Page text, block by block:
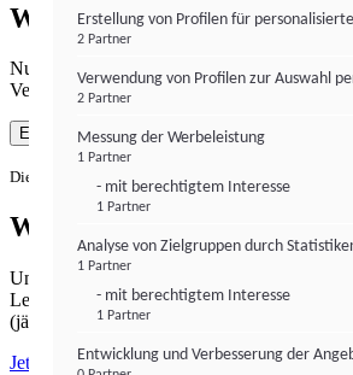
Wie gewohnt mit Werbung
Nutzen Sie institutional-money.com mit
Verwendung von Cookies für Webanalyse
Einverstanden
Die Zustimmung ist jederzeit widerrufbar.
Werbefrei lesen
Unabhängiger Journalismus hat seinen Preis.
Lesen Sie institutional-money.com PUR für
(jährliche Abrechnung).
Jetzt abonnieren
Erstellung von Profilen für
2 Partner
Verwendung von Profilen zur Auswahl
2 Partner
Messung der Werbeleistung
1 Partner
- mit berechtigtem Interesse
1 Partner
Analyse von Zielgruppen durch
1 Partner
- mit berechtigtem Interesse
1 Partner
Entwicklung und Verbesserung der